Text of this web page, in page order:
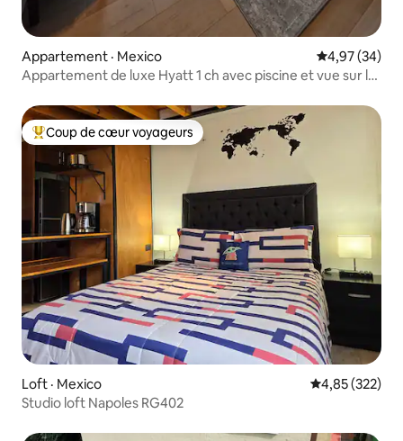
Appartement · Mexico Note
4,97 (34)
Appartement de luxe Hyatt 1 ch avec piscine et vue sur la
Coup de cœur voyageurs parmi les plus aimés
Coup de cœur voyageurs
Loft · Mexico Note
4,85 (322)
Studio loft Napoles RG402